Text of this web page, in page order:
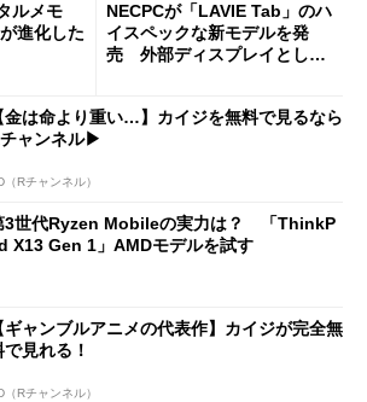
ルメモ
進化した
NECPCが「LAVIE Tab」のハ
イスペックな新モデルを発
売 外部ディスプレイとして
金は命より重い…】カイジを無料で見るなら
ャンネル▶︎
（Rチャンネル）
3世代Ryzen Mobileの実力は？ 「ThinkP
X13 Gen 1」AMDモデルを試す
ギャンブルアニメの代表作】カイジが完全無
で見れる！
（Rチャンネル）